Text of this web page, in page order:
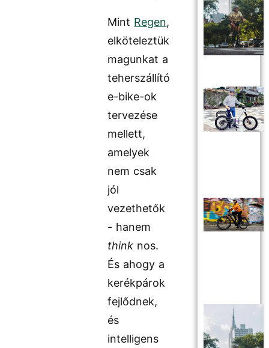
Mint Regen,
elköteleztük
magunkat a
teherszállító
e-bike-ok
tervezése
mellett,
amelyek
nem csak
jól
vezethetők
- hanem
think nos.
És ahogy a
kerékpárok
fejlődnek,
és
intelligens